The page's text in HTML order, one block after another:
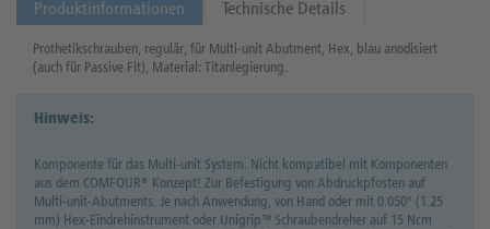
Produktinformationen Technische Details
Prothetikschrauben, regulär, für Multi-unit Abutment, Hex, blau anodisiert
(auch für Passive Fit), Material: Titanlegierung.
Hinweis:
Komponente für das Multi-unit System. Nicht kompatibel mit Komponenten
aus dem COMFOUR® Konzept! Zur Befestigung von Abdruckpfosten auf
Multi-unit-Abutments. Je nach Anwendung, von Hand oder mit 0.050" (1.25
mm) Hex-Eindrehinstrument oder Unigrip™ Schraubendreher auf 15 Ncm